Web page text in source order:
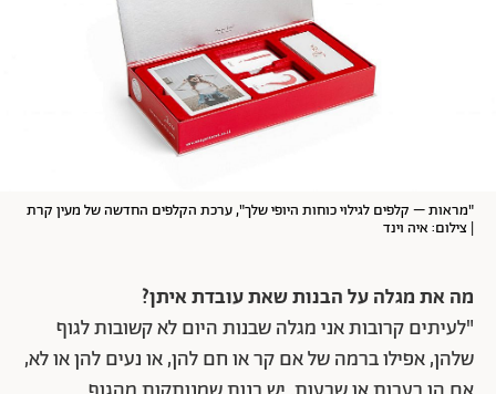
"מראות – קלפים לגילוי כוחות היופי שלך", ערכת הקלפים החדשה של מעין קרת
| צילום: איה וינד
מה את מגלה על הבנות שאת עובדת איתן?
"לעיתים קרובות אני מגלה שבנות היום לא קשובות לגוף
שלהן, אפילו ברמה של אם קר או חם להן, או נעים להן או לא,